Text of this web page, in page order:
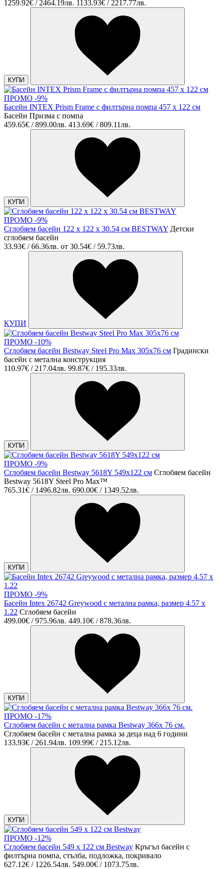
1259.92€ / 2464.19лв. 1133.93€ / 2217.77лв.
КУПИ
ПРОМО -9%
Басейн INTEX Prism Frame с филтърна помпа 457 x 122 см
Басейн Призма с помпа
459.65€ / 899.00лв. 413.69€ / 809.11лв.
КУПИ
ПРОМО -9%
Сглобяем басейн 122 х 122 х 30.54 см BESTWAY Детски
сглобяем басейн
33.93€ / 66.36лв. от 30.54€ / 59.73лв.
КУПИ
ПРОМО -10%
Сглобяем басейн Bestway Steel Pro Max 305х76 см Градински
басейн с метална конструкция
110.97€ / 217.04лв. 99.87€ / 195.33лв.
КУПИ
ПРОМО -9%
Сглобяем басейн Bestway 5618Y 549x122 см Сглобяем басейн
Bestway 5618Y Steel Pro Max™
765.31€ / 1496.82лв. 690.00€ / 1349.52лв.
КУПИ
ПРОМО -9%
Басейн Intex 26742 Greywood с метална рамка, размер 4.57 x
1.22 Сглобяем басейн
499.00€ / 975.96лв. 449.10€ / 878.36лв.
КУПИ
ПРОМО -17%
Сглобяем басейн с метална рамка Bestway 366х 76 см.
Сглобяем басейн с метална рамка за деца над 6 години
133.93€ / 261.94лв. 109.99€ / 215.12лв.
КУПИ
ПРОМО -12%
Сглобяем басейн 549 х 122 см Bestway Кръгъл басейн с
филтърна помпа, стълба, подложка, покривало
627.12€ / 1226.54лв. 549.00€ / 1073.75лв.